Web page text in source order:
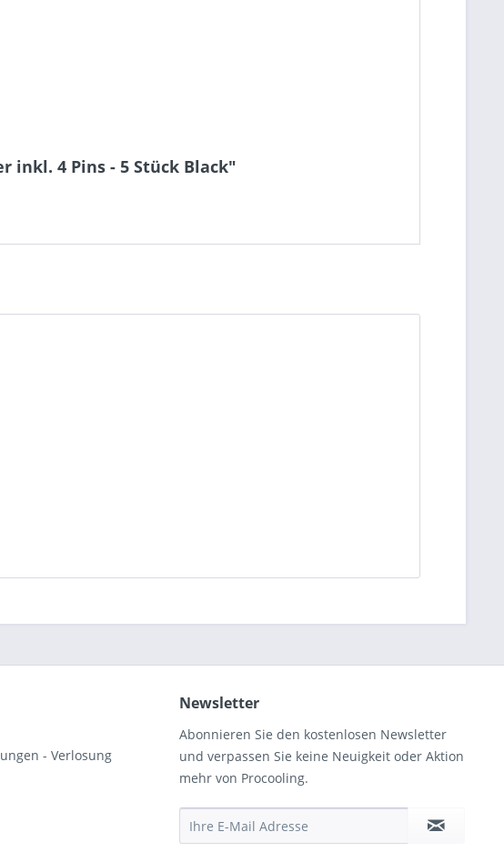
inkl. 4 Pins - 5 Stück Black"
- Verlosung
Newsletter
Abonnieren Sie den kostenlosen Newsletter
und verpassen Sie keine Neuigkeit oder Aktion
mehr von Procooling.